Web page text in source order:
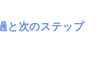
と次のステップ